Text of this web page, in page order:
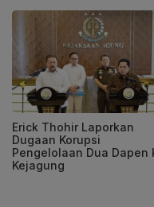
Erick Thohir Laporkan
Dugaan Korupsi
Pengelolaan Dua Dapen
Kejagung